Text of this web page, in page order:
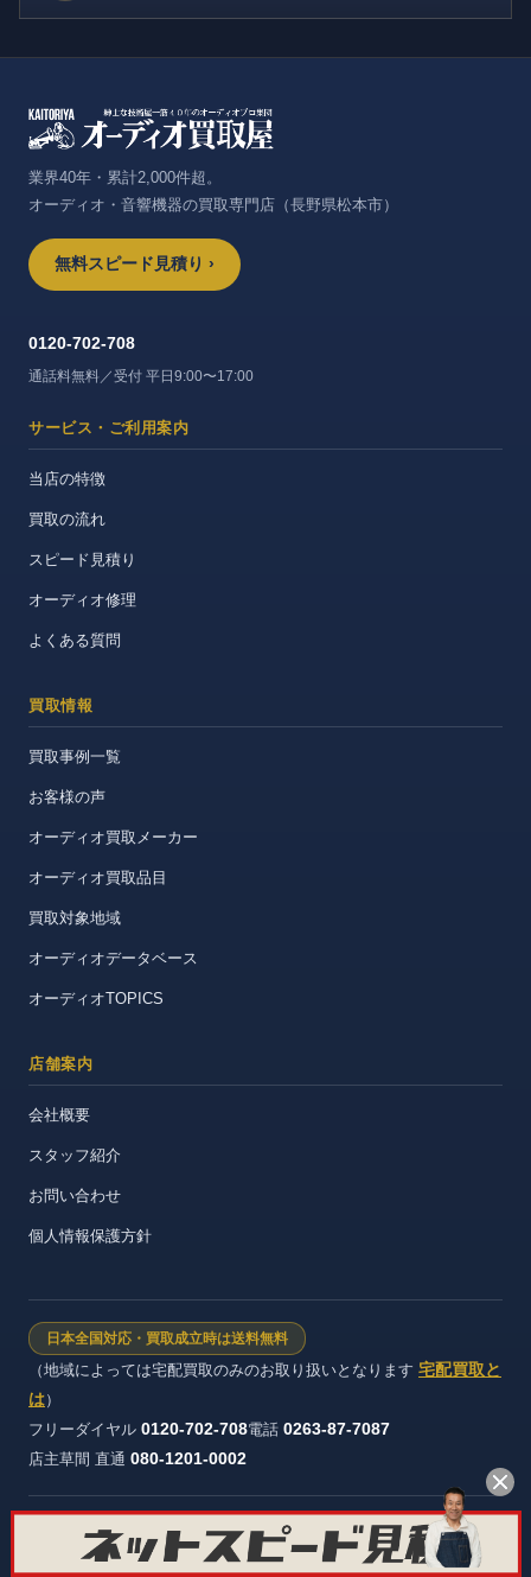
業界40年・累計2,000件超。
オーディオ・音響機器の買取専門店（長野県松本市）
無料スピード見積り ›
0120-702-708
通話料無料／受付 平日9:00〜17:00
サービス・ご利用案内
当店の特徴
買取の流れ
スピード見積り
オーディオ修理
よくある質問
買取情報
買取事例一覧
お客様の声
オーディオ買取メーカー
オーディオ買取品目
買取対象地域
オーディオデータベース
オーディオTOPICS
店舗案内
会社概要
スタッフ紹介
お問い合わせ
個人情報保護方針
日本全国対応・買取成立時は送料無料
（地域によっては宅配買取のみのお取り扱いとなります 宅配買取と
は）
フリーダイヤル 0120-702-708電話 0263-87-7087
店主草間 直通 080-1201-0002
株式会社ヴィンテージストック 長野県公安委員会 許可証番号：第
481321600012号
© オーディオ買取屋 All rights reserved.